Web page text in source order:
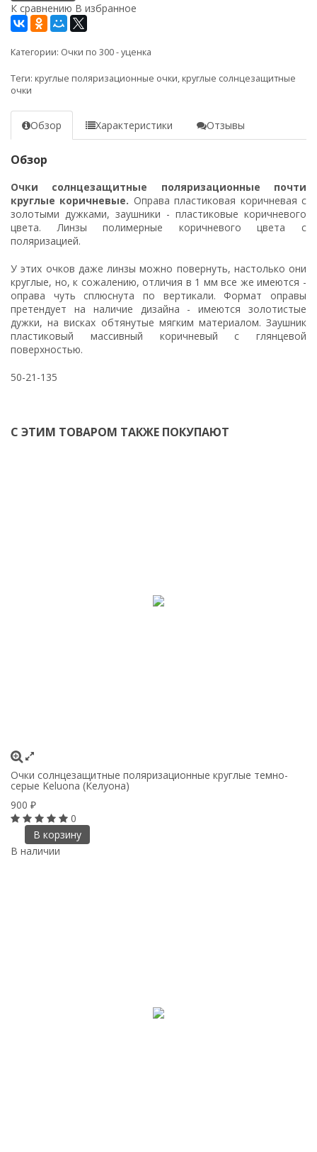
К сравнению В избранное
Категории: Очки по 300 - уценка
Теги: круглые поляризационные очки, круглые солнцезащитные
очки
Обзор Характеристики Отзывы
Обзор
Очки солнцезащитные поляризационные почти
круглые коричневые. Оправа пластиковая коричневая с
золотыми дужками, заушники - пластиковые коричневого
цвета. Линзы полимерные коричневого цвета с
поляризацией.
У этих очков даже линзы можно повернуть, настолько они
круглые, но, к сожалению, отличия в 1 мм все же имеются -
оправа чуть сплюснута по вертикали. Формат оправы
претендует на наличие дизайна - имеются золотистые
дужки, на висках обтянутые мягким материалом. Заушник
пластиковый массивный коричневый с глянцевой
поверхностью.
50-21-135
С ЭТИМ ТОВАРОМ ТАКЖЕ ПОКУПАЮТ
Очки солнцезащитные поляризационные круглые темно-
серые Keluona (Келуона)
900 ₽
0
В корзину
В наличии